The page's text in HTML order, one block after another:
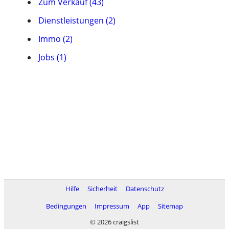
Dienstleistungen (2)
Immo (2)
Jobs (1)
Hilfe Sicherheit
Datenschutz
Bedingungen
Impressum App
Sitemap
© 2026 craigslist